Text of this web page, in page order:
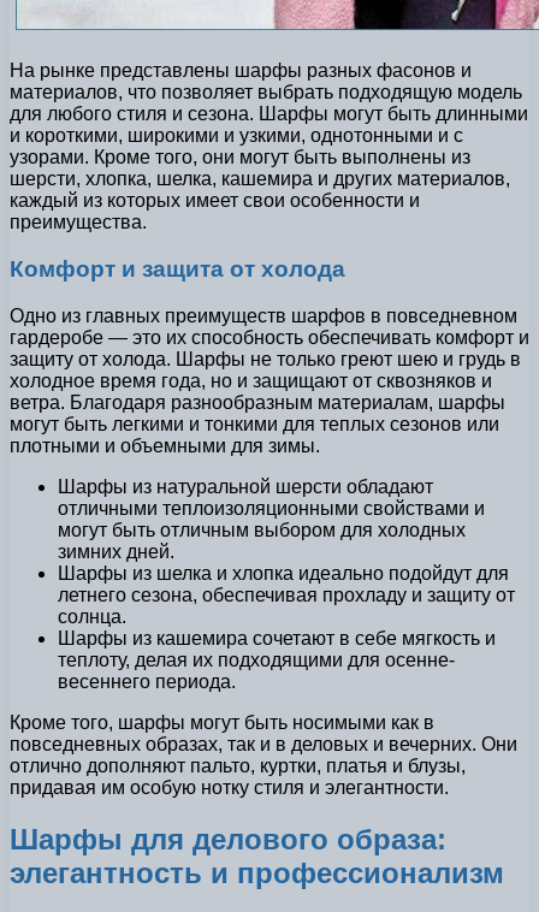
На рынке представлены шарфы разных фасонов и
материалов, что позволяет выбрать подходящую модель
для любого стиля и сезона. Шарфы могут быть длинными
и короткими, широкими и узкими, однотонными и с
узорами. Кроме того, они могут быть выполнены из
шерсти, хлопка, шелка, кашемира и других материалов,
каждый из которых имеет свои особенности и
преимущества.
Комфорт и защита от холода
Одно из главных преимуществ шарфов в повседневном
гардеробе — это их способность обеспечивать комфорт и
защиту от холода. Шарфы не только греют шею и грудь в
холодное время года, но и защищают от сквозняков и
ветра. Благодаря разнообразным материалам, шарфы
могут быть легкими и тонкими для теплых сезонов или
плотными и объемными для зимы.
Шарфы из натуральной шерсти обладают
отличными теплоизоляционными свойствами и
могут быть отличным выбором для холодных
зимних дней.
Шарфы из шелка и хлопка идеально подойдут для
летнего сезона, обеспечивая прохладу и защиту от
солнца.
Шарфы из кашемира сочетают в себе мягкость и
теплоту, делая их подходящими для осенне-
весеннего периода.
Кроме того, шарфы могут быть носимыми как в
повседневных образах, так и в деловых и вечерних. Они
отлично дополняют пальто, куртки, платья и блузы,
придавая им особую нотку стиля и элегантности.
Шарфы для делового образа:
элегантность и профессионализм